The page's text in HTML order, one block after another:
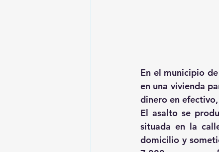
En el municipio
en una vivienda
dinero en
El asalto se
situada en la
domicilio y